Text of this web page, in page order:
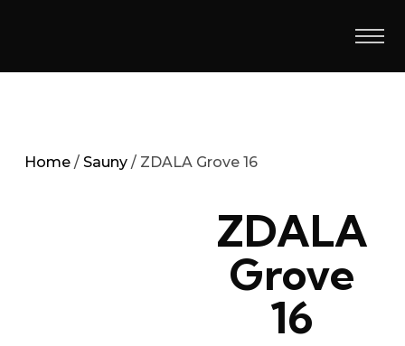
Home/ Sauny/ ZDALA Grove 16
ZDALA
Grove
16